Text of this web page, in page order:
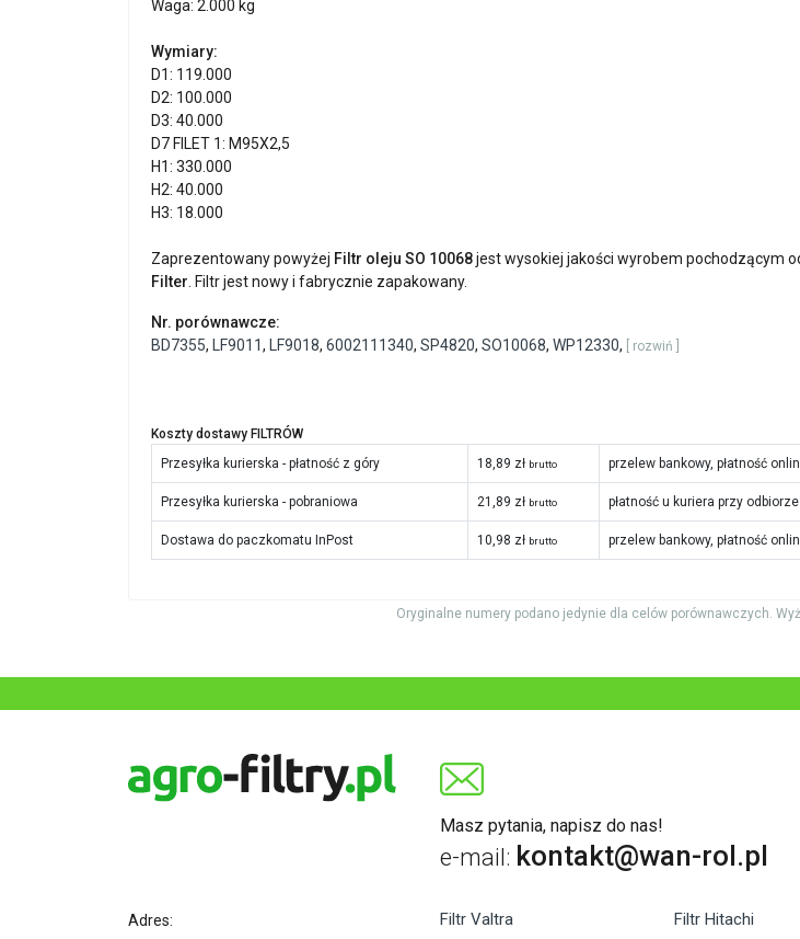
Waga: 2.000 kg
Wymiary:
D1: 119.000
D2: 100.000
D3: 40.000
D7 FILET 1: M95X2,5
H1: 330.000
H2: 40.000
H3: 18.000
Zaprezentowany powyżej Filtr oleju SO 10068jest wysokiej jakości wyrobem pochodzącym
Filter. Filtr jest nowy i fabrycznie zapakowany.
Nr. porównawcze:
BD7355, LF9011, LF9018, 6002111340, SP4820, SO10068, WP12330, [ rozwiń ]
Koszty dostawy FILTRÓW
Przesyłka kurierska - płatność z góry
18,89 zł brutto przelew bankowy, płatność
Przesyłka kurierska - pobraniowa 21,89 zł brutto płatność u kuriera przy
Dostawa do paczkomatu InPost 10,98 zł brutto przelew bankowy, płatność
Oryginalne numery podano jedynie dla celów porównawczych.
Masz pytania, napisz do nas!
e-mail: kontakt@wan-rol.pl
Adres:
Filtr Valtra Filtr Hitachi